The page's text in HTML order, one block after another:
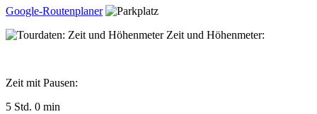
Google-Routenplaner
Zeit und Höhenmeter:
Zeit mit Pausen:
5 Std. 0 min